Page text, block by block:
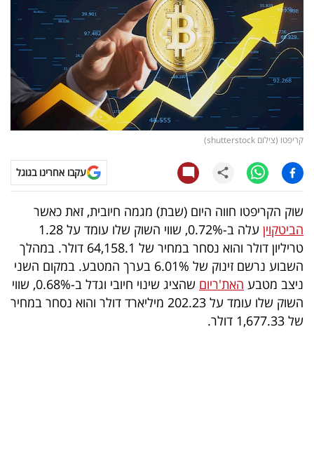
דעות
רכילות
עסקית
קריפטו
ויראלי
טלוויזיה
עסקי
ספורט
קריירה
ולימודים
מינויים
קריפטו (צילום shutterstock)
עקבו אחרינו בגוגל
שוק הקריפטו חווה היום (שבת) מגמה חיובית, זאת כאשר
הביטקוין
עלה ב-0.72%, שווי השוק שלו עומד על 1.28
טריליון דולר והוא נסחר במחיר של 64,158.1 דולר. במהלך
השבוע נרשם זינוק של 6.01% בערך המטבע. במקום השני
ניצב מטבע האת'ריום
שהציג שינוי חיובי וגדל ב-0.68%, שווי
השוק שלו עומד על 202.23 מיליארד דולר והוא נסחר במחיר
של 1,677.33 דולר.